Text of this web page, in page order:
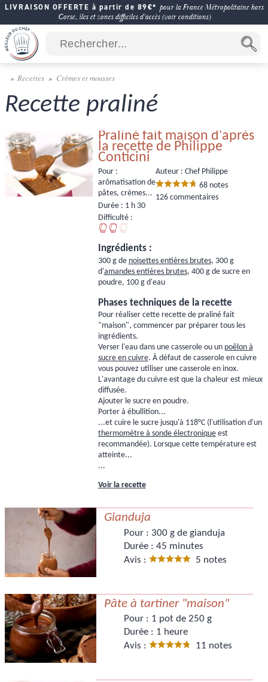
LIVRAISON OFFERTE à partir de 89€* pour la France Métropolitaine hors
Corse, îles et zones difficiles d'accès (voir conditions)
Recettes Crèmes et mousses
Recette praliné
Praliné fait maison d'après
la recette de Philippe
Conticini
Pour :
arômatisation de
pâtes, crèmes...
Durée : 1 h 30
Difficulté :
Auteur : Chef Philippe
68 notes
126 commentaires
Ingrédients :
300 g de noisettes entières brutes, 300 g
d'amandes entières brutes, 400 g de sucre en
poudre, 100 g d'eau
Phases techniques de la recette
Pour réaliser cette recette de praliné fait
"maison", commencer par préparer tous les
ingrédients.
Verser l'eau dans une casserole ou un poêlon à
sucre en cuivre. À défaut de casserole en cuivre
vous pouvez utiliser une casserole en inox.
L'avantage du cuivre est que la chaleur est mieux
diffusée.
Ajouter le sucre en poudre.
Porter à ébullition...
...et cuire le sucre jusqu'à 118°C (l'utilisation d'un
thermomètre à sonde électroniqueest
recommandée). Lorsque cette température est
atteinte...
...
Voir la recette
Gianduja
Pour : 300 g de gianduja
Durée :45 minutes
Avis :
5 notes
Pâte à tartiner "maison"
Pour : 1 pot de 250 g
Durée : 1 heure
Avis :
11 notes